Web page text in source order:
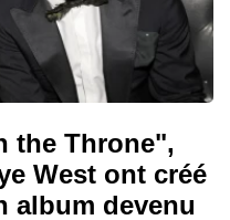
the Throne",
West ont créé
album devenu